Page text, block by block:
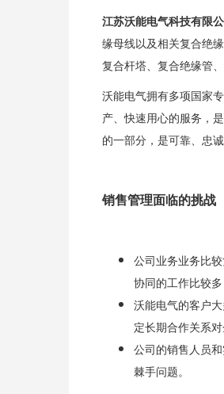
江苏沃能电气科技有限
缘母线以及相关复合绝
复合杆塔、复合绝缘管
沃能电气拥有多项国家
产、快速用心的服务，
的一部分，是可靠、忠
销售管理面临的挑战
公司业务业务比
协同的工作比较
沃能电气的客户
定长期合作关系
公司的销售人员
棘手问题。